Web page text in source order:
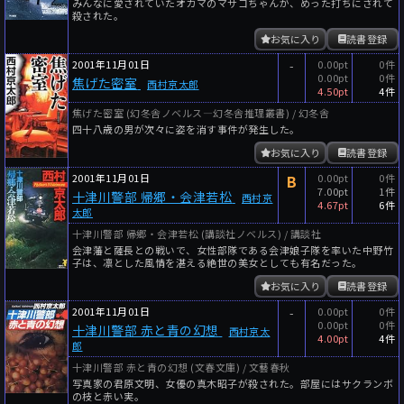
殺された。
読書登録
お気に入り
2001年11月01日
焦げた密室 西村京太郎
-
0.00pt
0.00pt
4.50pt
0件
0件
4件
焦げた密室 (幻冬舎ノベルス―幻冬舎推理叢書) / 幻冬舎
四十八歳の男が次々に姿を消す事件が発生した。
読書登録
お気に入り
2001年11月01日
十津川警部 帰郷・会津若松
西村京
太郎
B
0.00pt
7.00pt
4.67pt
0件
1件
6件
十津川警部 帰郷・会津若松 (講談社ノベルス) / 講談社
会津藩と薩長との戦いで、女性部隊である会津娘子隊を率いた中野竹
子は、凛とした風情を湛える絶世の美女としても有名だった。
読書登録
お気に入り
2001年11月01日
十津川警部 赤と青の幻想
西村京太
郎
-
0.00pt
0.00pt
4.00pt
0件
0件
4件
十津川警部 赤と青の幻想 (文春文庫) / 文藝春秋
写真家の君原文明、女優の真木昭子が殺された。部屋にはサクランボ
の枝と赤い実。